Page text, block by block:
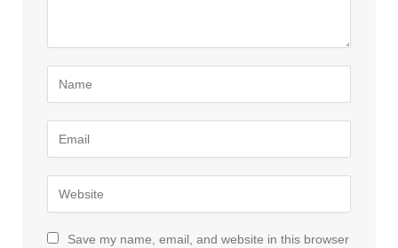
Save my name, email, and website in this browser